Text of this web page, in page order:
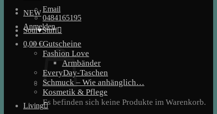
Email
0484165195
Anmelden
0,00€
Es befinden sich keine Produkte im Warenkorb.
NEW
Soul♥Stuff
Gutscheine
Fashion Love
Armbänder
EveryDay-Taschen
Schmuck – Wie anhänglich…
Kosmetik & Pflege
Living